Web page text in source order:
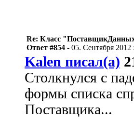
Re: Класс
Ответ #854 - 05. Сентября 2012
Kalen писал(а)
Столкнулся с
формы списка
Поставщика...